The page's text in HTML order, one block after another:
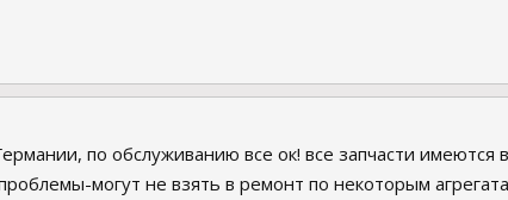
по обслуживанию все ок! все запчасти
могут не взять в ремонт по некоторым